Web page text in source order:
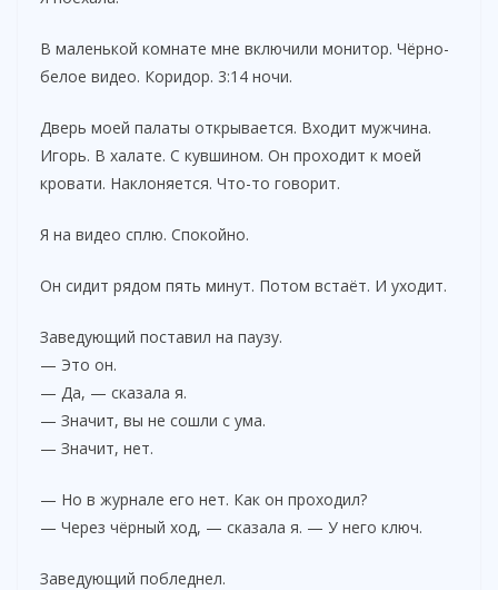
В маленькой комнате мне включили монитор. Чёрно-
белое видео. Коридор. 3:14 ночи.
Дверь моей палаты открывается. Входит мужчина.
Игорь. В халате. С кувшином. Он проходит к моей
кровати. Наклоняется. Что-то говорит.
Я на видео сплю. Спокойно.
Он сидит рядом пять минут. Потом встаёт. И уходит.
Заведующий поставил на паузу.
— Это он.
— Да, — сказала я.
— Значит, вы не сошли с ума.
— Значит, нет.
— Но в журнале его нет. Как он проходил?
— Через чёрный ход, — сказала я. — У него ключ.
Заведующий побледнел.